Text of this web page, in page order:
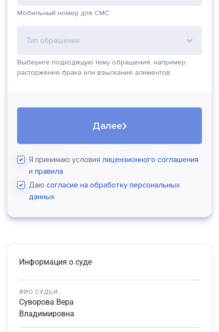
Мобильный номер для СМС
Тип обращения
Выберите подходящую тему обращения, например:
расторжение брака или взыскание алиментов
Далее
Я принимаю условия лицензионного соглашения
и правила
Даю согласие на обработку персональных
данных
Информация о суде
ФИО СУДЬИ:
Суворова Вера
Владимировна